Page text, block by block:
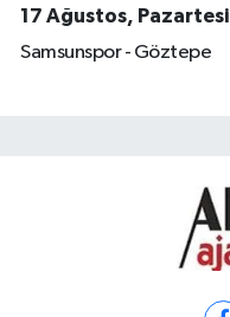
17 Ağustos, Pazartesi
Samsunspor - Göztepe